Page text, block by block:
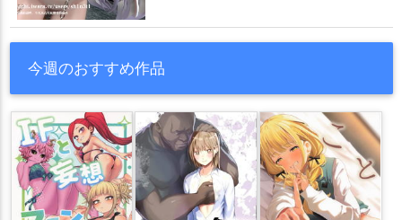
今週のおすすめ作品